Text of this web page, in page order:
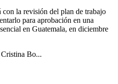
la revisión del plan de trabajo
para aprobación en una
en Guatemala, en diciembre
Bo...